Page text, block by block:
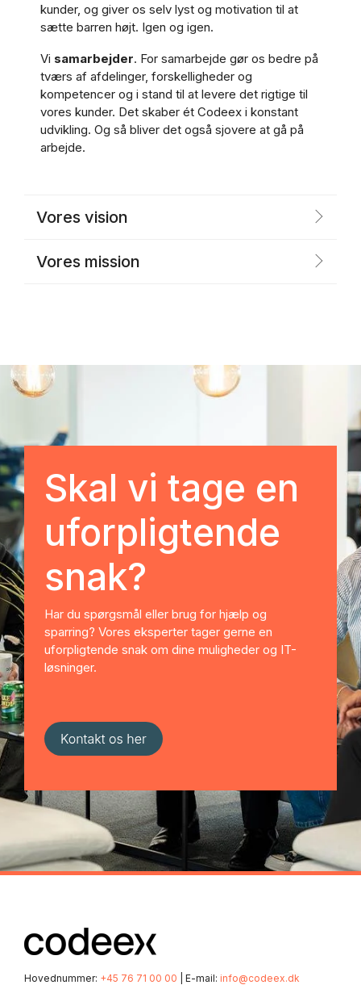
kunder, og giver os selv lyst og motivation til at
sætte barren højt. Igen og igen.
Vi samarbejder. For samarbejde gør os bedre på
tværs af afdelinger, forskelligheder og
kompetencer og i stand til at levere det rigtige til
vores kunder. Det skaber ét Codeex i konstant
udvikling. Og så bliver det også sjovere at gå på
arbejde.
Vores vision
Vores mission
Skal vi tage en
uforpligtende
snak?
Har du spørgsmål eller brug for hjælp og
sparring? Vores eksperter tager gerne en
uforpligtende snak om dine muligheder og IT-
løsninger.
Hovednummer: +45 76 71 00 00 | E-mail: info@codeex.dk